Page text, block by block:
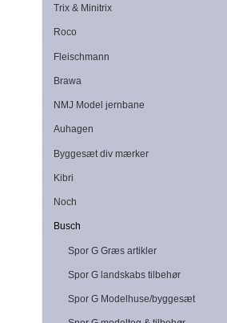
Trix & Minitrix
Roco
Fleischmann
Brawa
NMJ Model jernbane
Auhagen
Byggesæt div mærker
Kibri
Noch
Busch
Spor G Græs artikler
Spor G landskabs tilbehør
Spor G Modelhuse/byggesæt